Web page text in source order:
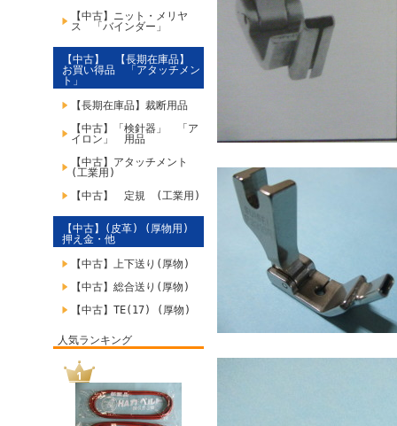
【中古】ニット・メリヤ
ス 「バインダー」
【中古】 【長期在庫品】
お買い得品 「アタッチメン
ト」
【長期在庫品】裁断用品
【中古】「検針器」 「ア
イロン」 用品
【中古】アタッチメント
(工業用)
【中古】 定規 (工業用)
【中古】(皮革) (厚物用)
押え金・他
【中古】上下送り(厚物)
【中古】総合送り(厚物)
【中古】TE(17) (厚物)
人気ランキング